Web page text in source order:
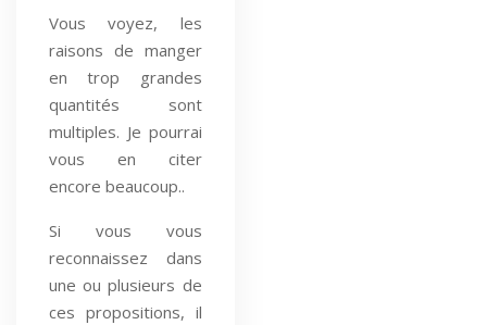
Vous voyez, les
raisons de manger
en trop grandes
quantités sont
multiples. Je pourrai
vous en citer
encore beaucoup..
Si vous vous
reconnaissez dans
une ou plusieurs de
ces propositions, il